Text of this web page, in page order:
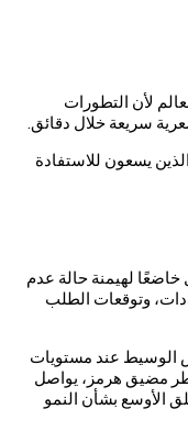
لأن التطورات
سريعة خلال دقائق.
يسعون للاستفادة
لهيمنة حالة عدم
وتوقعات الطلب
الوسيط عند مستويات
مضيق هرمز، يواصل
الأوسع بشأن النمو